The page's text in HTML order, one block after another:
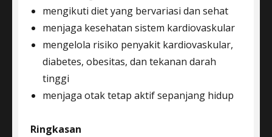
mengikuti diet yang bervariasi dan sehat
menjaga kesehatan sistem kardiovaskular
mengelola risiko penyakit kardiovaskular,
diabetes, obesitas, dan tekanan darah
tinggi
menjaga otak tetap aktif sepanjang hidup
Ringkasan